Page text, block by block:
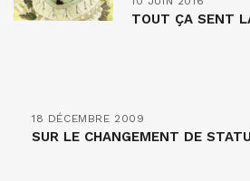
TOUT ÇA SENT
18 DÉCEMBRE 2009
SUR LE CHANGEMENT DE